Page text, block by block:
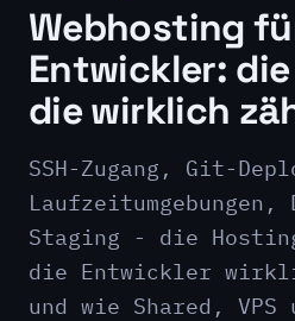
Webhosting
Entwickler:
die wirklich
SSH-Zugang, Git-
Laufzeitumgebungen,
Staging - die
die Entwickler
und wie Shared, VPS